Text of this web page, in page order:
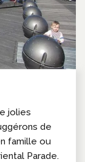
jolies
de
famille ou
Parade.